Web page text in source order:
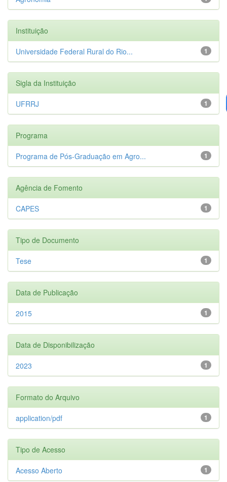
Instituição
1
Universidade Federal Rural do Rio...
Sigla da Instituição
1
UFRRJ
Programa
1
Programa de Pós-Graduação em Agro...
Agência de Fomento
1
CAPES
Tipo de Documento
1
Tese
Data de Publicação
1
2015
Data de Disponibilização
1
2023
Formato do Arquivo
1
application/pdf
Tipo de Acesso
1
Acesso Aberto